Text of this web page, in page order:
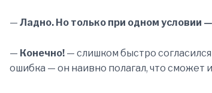
— Ладно. Но только при одном условии
— Конечно! — слишком быстро
ошибка — он наивно полагал, что сможет